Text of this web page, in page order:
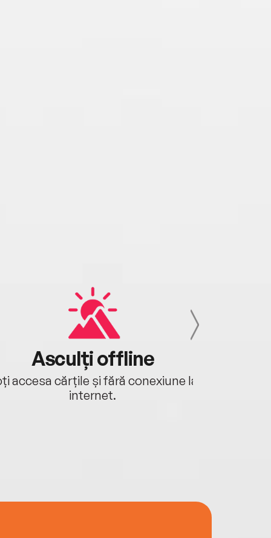
Asculți offline
accesa cărțile și fără conexiune la
internet.